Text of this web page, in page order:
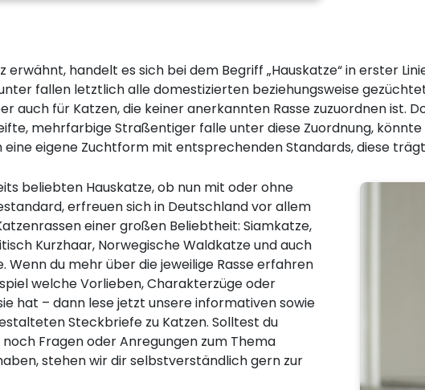
erwähnt, handelt es sich bei dem Begriff „Hauskatze“ in erster
fallen letztlich alle domestizierten beziehungsweise
auch für Katzen, die keiner anerkannten Rasse zuzuordnen ist.
mehrfarbige Straßentiger falle unter diese Zuordnung,
eigene Zuchtform mit entsprechenden Standards, diese trägt
beliebten Hauskatze, ob nun mit oder ohne
erfreuen sich in Deutschland vor allem
einer großen Beliebtheit: Siamkatze,
Kurzhaar, Norwegische Waldkatze und auch
Wenn du mehr über die jeweilige Rasse erfahren
welche Vorlieben, Charakterzüge oder
hat – dann lese jetzt unsere informativen sowie
Steckbriefe zu Katzen. Solltest du
Fragen oder Anregungen zum Thema
stehen wir dir selbstverständlich gern zur